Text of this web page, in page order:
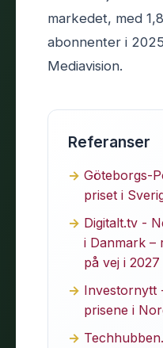
markedet, med
abonnenter i
Mediavision.
Referanser
Göteborgs-
priset i
Digitalt.tv -
i Danmark –
på vej i 2027
Investornytt
prisene i